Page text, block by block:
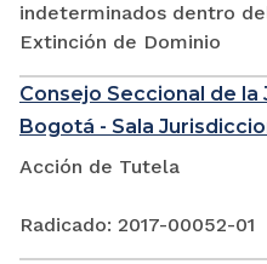
indeterminados dentro
Extinción de Dominio
Consejo Seccional de la
Bogotá - Sala
Acción de Tutela
Radicado: 2017-00052-01